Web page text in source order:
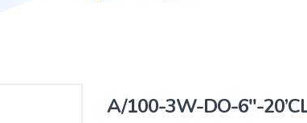
A/100-3W-DO-6″-